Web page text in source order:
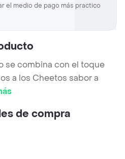
el medio de pago más practico
se combina con el toque
a los Cheetos sabor a
de compra